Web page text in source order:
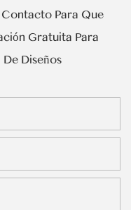
Para Que
Gratuita Para
Diseños